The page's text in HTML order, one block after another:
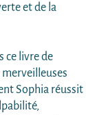
et de la
ce livre de
Sophia réussit